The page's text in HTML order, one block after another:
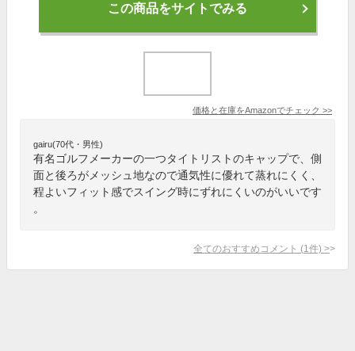
この商品をサイトでみる
価格と在庫をAmazonでチェック >>
gairu(70代・男性)
有名ゴルフメーカーの一つタイトリストのキャップで、側
面と後ろがメッシュ地なので通気性に優れて蒸れにくく、
程よいフィット感でスイング時にずれにくいのがいいです
。
全てのおすすめコメント (1 件) >